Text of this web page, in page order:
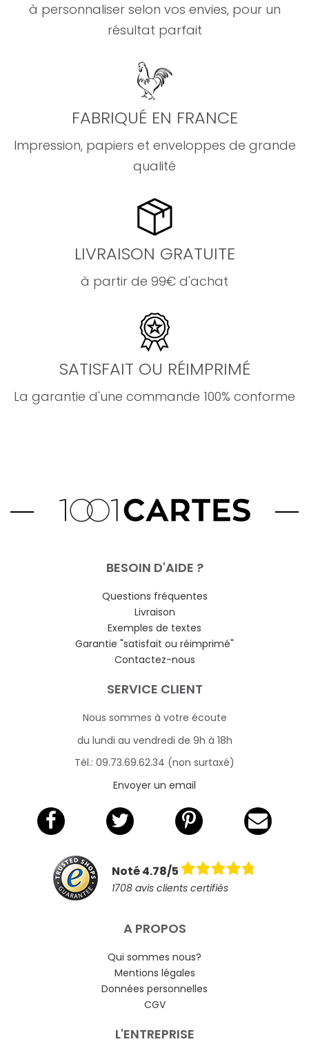
à personnaliser selon vos envies, pour un
résultat parfait
FABRIQUÉ EN FRANCE
Impression, papiers et enveloppes de grande
qualité
LIVRAISON GRATUITE
à partir de 99€ d'achat
SATISFAIT OU RÉIMPRIMÉ
La garantie d'une commande 100% conforme
BESOIN D'AIDE ?
Questions fréquentes
Livraison
Exemples de textes
Garantie "satisfait ou réimprimé"
Contactez-nous
SERVICE CLIENT
Nous sommes à votre écoute
du lundi au vendredi de 9h à 18h
Tél.: 09.73.69.62.34 (non surtaxé)
Envoyer un email
Noté 4.78/5
1708 avis clients certifiés
A PROPOS
Qui sommes nous?
Mentions légales
Données personnelles
CGV
L'ENTREPRISE